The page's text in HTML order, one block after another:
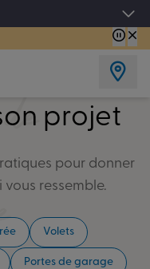
portes, volets et pergolas
projet
pour donner
ressemble.
Volets
Portes de garage